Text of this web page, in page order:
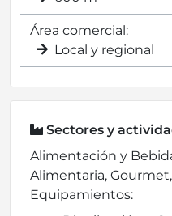
Área comercial:
Local y regional
Sectores y
Alimentación y
Alimentaria,
Equipamientos: